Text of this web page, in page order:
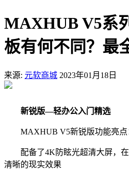
MAXHUB V5系
板有何不同？最
来源: 元软商城 2023年01月18日
新锐版—轻办公入门精选
MAXHUB V5新锐版功能亮点
配备了4K防眩光超清大屏，在
清晰的现实效果